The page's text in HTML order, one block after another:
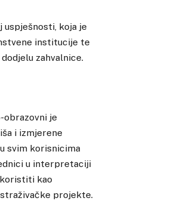
uspješnosti, koja je
institucije te
zahvalnice.
obrazovni je
i izmjerene
svim korisnicima
u interpretaciji
kao
projekte.